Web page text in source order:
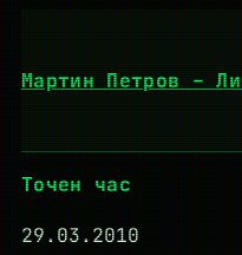
Мартин Петров –
Точен час
29.03.2010